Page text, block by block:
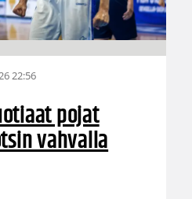
22:56
pojat
vahvalla